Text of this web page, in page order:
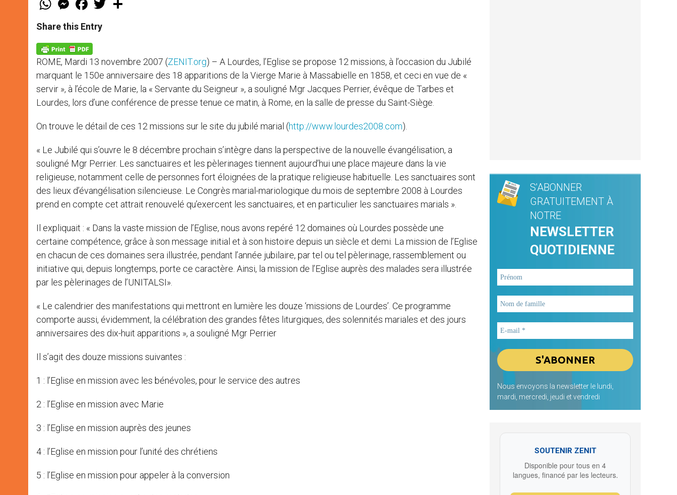
t
s
p
p
e
s
e
g
e
r
a
e
b
k
w
Share this Entry
ROME, Mardi 13 novembre 2007 (ZENIT.org) – A Lourdes, l’Eglise se propose 12 missions, à l’occasion du Jubilé
marquant le 150e anniversaire des 18 apparitions de la Vierge Marie à Massabielle en 1858, et ceci en vue de «
servir », à l’école de Marie, la « Servante du Seigneur », a souligné Mgr Jacques Perrier, évêque de Tarbes et
Lourdes, lors d’une conférence de presse tenue ce matin, à Rome, en la salle de presse du Saint-Siège.
On trouve le détail de ces 12 missions sur le site du jubilé marial (http://www.lourdes2008.com).
« Le Jubilé qui s’ouvre le 8 décembre prochain s’intègre dans la perspective de la nouvelle évangélisation, a
souligné Mgr Perrier. Les sanctuaires et les pèlerinages tiennent aujourd’hui une place majeure dans la vie
religieuse, notamment celle de personnes fort éloignées de la pratique religieuse habituelle. Les sanctuaires sont
des lieux d’évangélisation silencieuse. Le Congrès marial-mariologique du mois de septembre 2008 à Lourdes
prend en compte cet attrait renouvelé qu’exercent les sanctuaires, et en particulier les sanctuaires marials ».
Il expliquait : « Dans la vaste mission de l’Eglise, nous avons repéré 12 domaines où Lourdes possède une
certaine compétence, grâce à son message initial et à son histoire depuis un siècle et demi. La mission de l’Eglise
en chacun de ces domaines sera illustrée, pendant l’année jubilaire, par tel ou tel pèlerinage, rassemblement ou
initiative qui, depuis longtemps, porte ce caractère. Ainsi, la mission de l’Eglise auprès des malades sera illustrée
par les pèlerinages de l’UNITALSI».
« Le calendrier des manifestations qui mettront en lumière les douze ‘missions de Lourdes’. Ce programme
comporte aussi, évidemment, la célébration des grandes fêtes liturgiques, des solennités mariales et des jours
anniversaires des dix-huit apparitions », a souligné Mgr Perrier
Il s’agit des douze missions suivantes :
1 : l’Eglise en mission avec les bénévoles, pour le service des autres
2 : l’Eglise en mission avec Marie
3 : l’Eglise en mission auprès des jeunes
4 : l’Eglise en mission pour l’unité des chrétiens
5 : l’Eglise en mission pour appeler à la conversion
S'ABONNER
GRATUITEMENT À
NOTRE
NEWSLETTER
QUOTIDIENNE
Nous envoyons la newsletter le lundi,
mardi, mercredi, jeudi et vendredi
SOUTENIR ZENIT
Disponible pour tous en 4
langues, financé par les lecteurs.